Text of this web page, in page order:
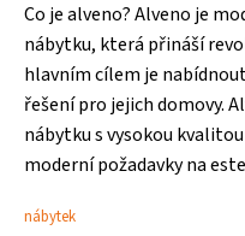
Co je alveno? Alveno je
nábytku, která přináší
hlavním cílem je
řešení pro jejich domovy.
nábytku s vysokou
moderní požadavky na
nábytek